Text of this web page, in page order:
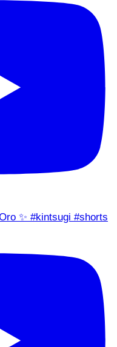
✨ #kintsugi #shorts